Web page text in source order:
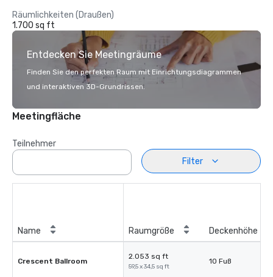
Räumlichkeiten (Draußen)
1.700 sq ft
Entdecken Sie Meetingräume
Finden Sie den perfekten Raum mit Einrichtungsdiagrammen
und interaktiven 3D-Grundrissen.
Meetingfläche
Teilnehmer
Filter
Name Raumgröße Deckenhöhe
Crescent Ballroom
2.053 sq ft
59,5 x 34,5 sq ft
10 Fuß